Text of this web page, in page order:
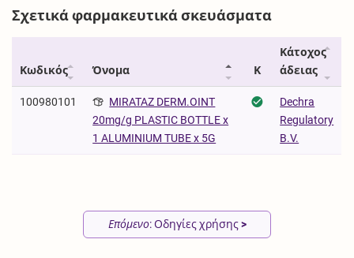
Σχετικά φαρμακευτικά σκευάσματα
Κωδικός Όνομα Κ
Κάτοχος
άδειας
100980101
MIRATAZ DERM.OINT
20mg/g PLASTIC BOTTLE x
1 ALUMINIUM TUBE x 5G
Dechra
Regulatory
B.V.
Επόμενο: Οδηγίες χρήσης>